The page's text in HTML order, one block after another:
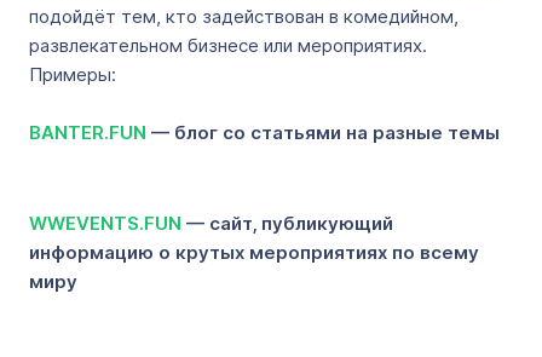
подойдёт тем, кто задействован в комедийном,
развлекательном бизнесе или мероприятиях.
Примеры:
BANTER.FUN — блог со статьями на разные темы
WWEVENTS.FUN — сайт, публикующий
информацию о крутых мероприятиях по всему
миру